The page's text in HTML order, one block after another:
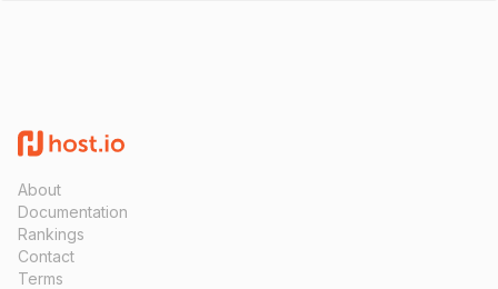
About
Documentation
Rankings
Contact
Terms